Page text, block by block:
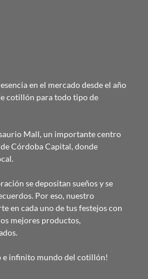
en el mercado desde el año
cotillón para todo tipo de
Mall, un importante centro
Córdoba Capital, donde
se depositan sueños y se
Por eso, nuestro
en cada uno de tus festejos con
mejores productos,
e infinito mundo del cotillón!